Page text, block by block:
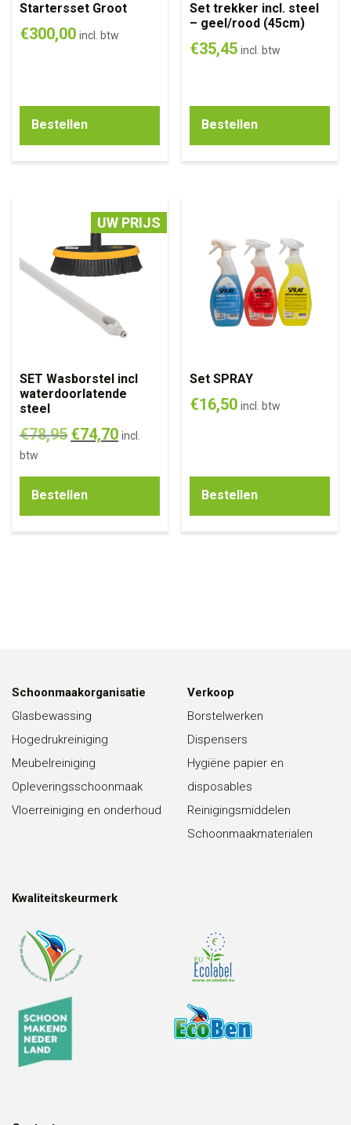
Startersset Groot
€300,00 incl. btw
Bestellen
Set trekker incl. steel
– geel/rood (45cm)
€35,45 incl. btw
Bestellen
UW PRIJS
SET Wasborstel incl
waterdoorlatende
steel
€78,95 €74,70 incl.
btw
Bestellen
Set SPRAY
€16,50 incl. btw
Bestellen
Schoonmaakorganisatie
Glasbewassing
Hogedrukreiniging
Meubelreiniging
Opleveringsschoonmaak
Vloerreiniging en onderhoud
Verkoop
Borstelwerken
Dispensers
Hygiëne papier en
disposables
Reinigingsmiddelen
Schoonmaakmaterialen
Kwaliteitskeurmerk